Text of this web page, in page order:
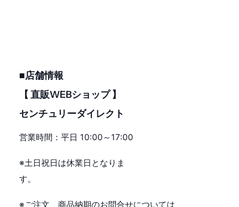
■店舗情報
【 直販WEBショップ 】
センチュリーダイレクト
営業時間：平日 10:00～17:00
※土日祝日は休業日となりま
す。
※ご注文、商品納期のお問合せについては